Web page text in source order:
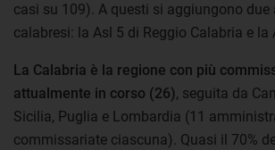
casi su 109). A questi si aggiungono due
calabresi: la Asl 5 di Reggio Calabria e la
La Calabria è la regione con più
attualmente in corso (26), seguita da
Sicilia, Puglia e Lombardia (11
commissariate ciascuna). Quasi il 70%